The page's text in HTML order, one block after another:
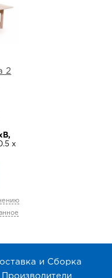
2
х
и Сборка
Производители